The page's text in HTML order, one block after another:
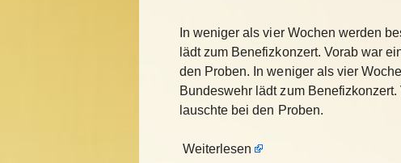
In weniger als vier Wochen werden
lädt zum Benefizkonzert. Vorab war
den Proben. In weniger als vier
Bundeswehr lädt zum
lauschte bei den Proben.
Weiterlesen